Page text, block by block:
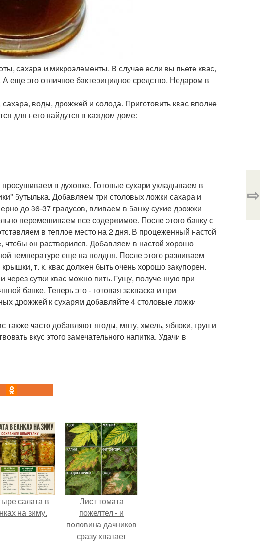
сахара и микроэлементы. В случае если вы пьете квас,
еще это отличное бактерицидное средство. Недаром в
воды, дрожжей и солода. Приготовить квас вполне
для него найдутся в каждом доме:
в духовке. Готовые сухари укладываем в
бутылька. Добавляем три столовых ложки сахара и
до 36-37 градусов, вливаем в банку сухие дрожжи
перемешиваем все содержимое. После этого банку с
в теплое место на 2 дня. В процеженный настой
чтобы он растворился. Добавляем в настой хорошо
температуре еще на полдня. После этого разливаем
т. к. квас должен быть очень хорошо закупорен.
сутки квас можно пить. Гущу, полученную при
банке. Теперь это - готовая закваска и при
дрожжей к сухарям добавляйте 4 столовые ложки
также часто добавляют ягоды, мяту, хмель, яблоки, груши
вкус этого замечательного напитка. Удачи в
⇨
салата в
на зиму.
Лист томата
пожелтел - и
половина дачников
сразу хватает